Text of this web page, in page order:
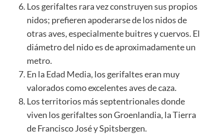
Los gerifaltes rara vez construyen sus propios
nidos; prefieren apoderarse de los nidos de
otras aves, especialmente buitres y cuervos. El
diámetro del nido es de aproximadamente un
metro.
En la Edad Media, los gerifaltes eran muy
valorados como excelentes aves de caza.
Los territorios más septentrionales donde
viven los gerifaltes son Groenlandia, la Tierra
de Francisco José y Spitsbergen.